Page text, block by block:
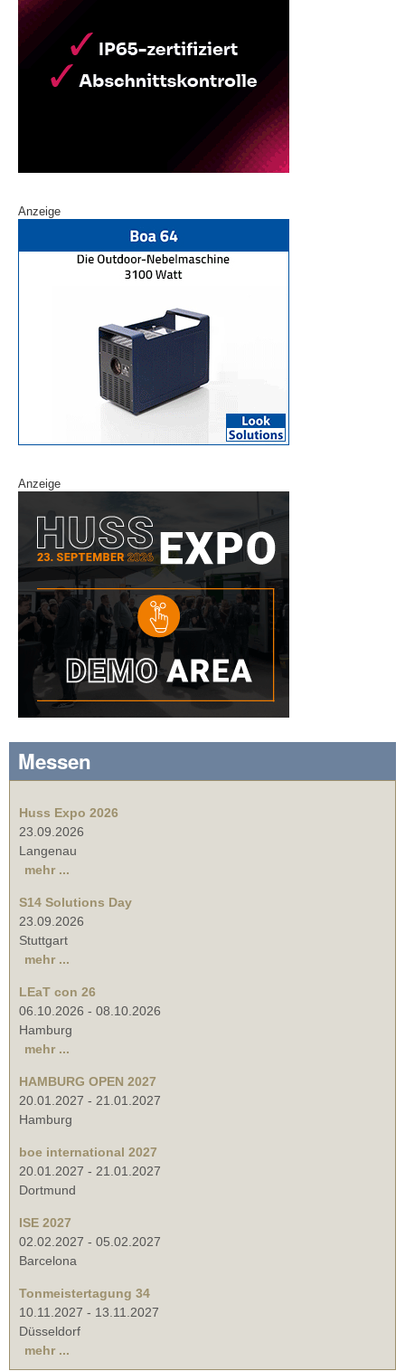
Anzeige
Anzeige
Messen
Huss Expo 2026
23.09.2026
Langenau
mehr ...
S14 Solutions Day
23.09.2026
Stuttgart
mehr ...
LEaT con 26
06.10.2026 - 08.10.2026
Hamburg
mehr ...
HAMBURG OPEN 2027
20.01.2027 - 21.01.2027
Hamburg
boe international 2027
20.01.2027 - 21.01.2027
Dortmund
ISE 2027
02.02.2027 - 05.02.2027
Barcelona
Tonmeistertagung 34
10.11.2027 - 13.11.2027
Düsseldorf
mehr ...